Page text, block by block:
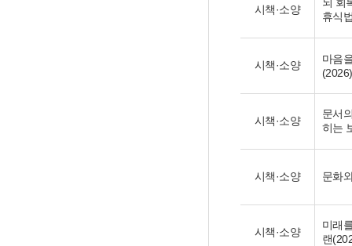
시책·소양
휴식
시책·소양
마음
(2026)
시책·소양
문서
히는
시책·소양 문화
시책·소양
미래
랜